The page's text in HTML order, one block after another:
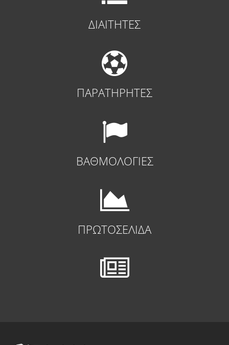
ΔΙΑΙΤΗΤΕΣ
ΠΑΡΑΤΗΡΗΤΕΣ
ΒΑΘΜΟΛΟΓΙΕΣ
ΠΡΩΤΟΣΕΛΙΔΑ